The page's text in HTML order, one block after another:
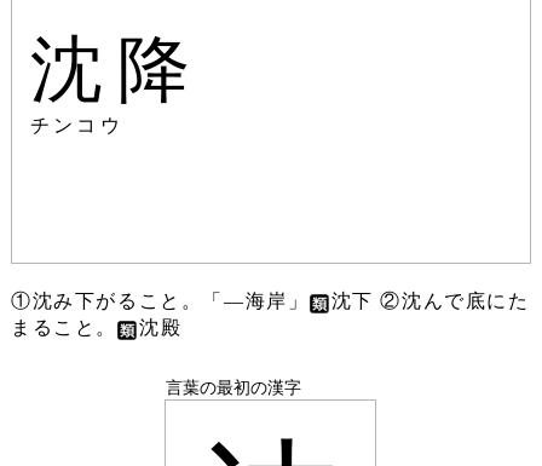
沈降
チンコウ
①沈み下がること。「―海岸」
沈下 ②沈んで底にた
まること。
沈殿
言葉の最初の漢字